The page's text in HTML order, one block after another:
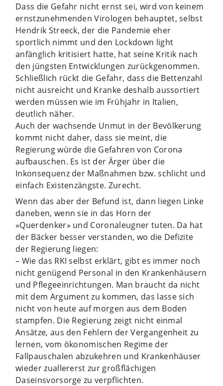
Dass die Gefahr nicht ernst sei, wird von keinem
ernstzunehmenden Virologen behauptet, selbst
Hendrik Streeck, der die Pandemie eher
sportlich nimmt und den Lockdown light
anfänglich kritisiert hatte, hat seine Kritik nach
den jüngsten Entwicklungen zurückgenommen.
Schließlich rückt die Gefahr, dass die Bettenzahl
nicht ausreicht und Kranke deshalb aussortiert
werden müssen wie im Frühjahr in Italien,
deutlich näher.
Auch der wachsende Unmut in der Bevölkerung
kommt nicht daher, dass sie meint, die
Regierung würde die Gefahren von Corona
aufbauschen. Es ist der Ärger über die
Inkonsequenz der Maßnahmen bzw. schlicht und
einfach Existenzängste. Zurecht.
Wenn das aber der Befund ist, dann liegen Linke
daneben, wenn sie in das Horn der
«Querdenker» und Coronaleugner tuten. Da hat
der Bäcker besser verstanden, wo die Defizite
der Regierung liegen:
– Wie das RKI selbst erklärt, gibt es immer noch
nicht genügend Personal in den Krankenhäusern
und Pflegeeinrichtungen. Man braucht da nicht
mit dem Argument zu kommen, das lasse sich
nicht von heute auf morgen aus dem Boden
stampfen. Die Regierung zeigt nicht einmal
Ansätze, aus den Fehlern der Vergangenheit zu
lernen, vom ökonomischen Regime der
Fallpauschalen abzukehren und Krankenhäuser
wieder zuallererst zur großflächigen
Daseinsvorsorge zu verpflichten.